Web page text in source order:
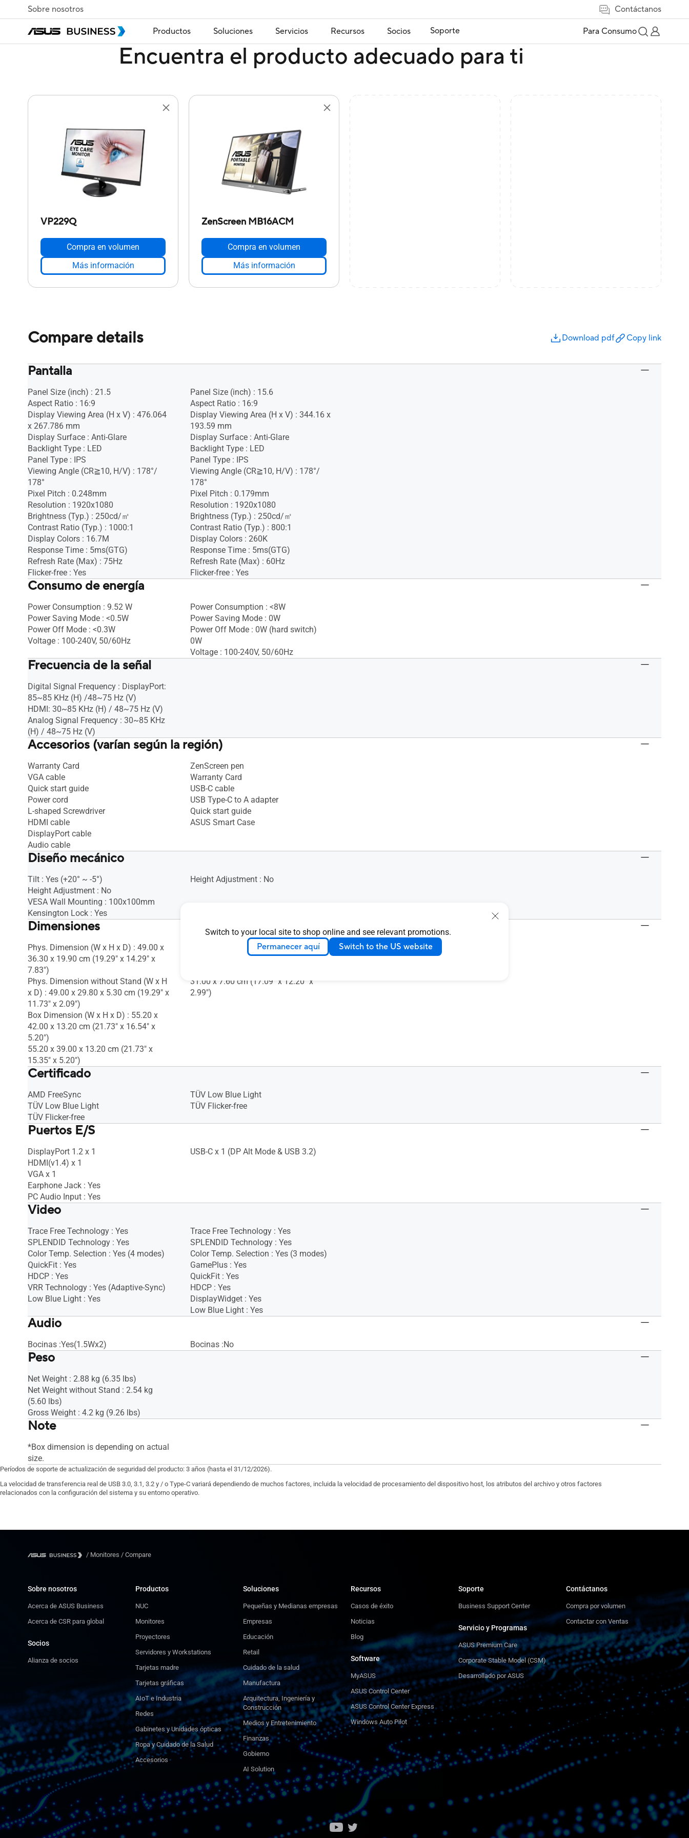
Switch to your local site to shop online and see relevant promotions.
Permanecer aquí Switch to the US website
Sobre nosotros Contáctanos
Productos Soluciones Servicios Recursos Socios Soporte Para Consumo
Encuentra el producto adecuado para ti
VP229Q
Compra en volumen
Más información
ZenScreen MB16ACM
Compra en volumen
Más información
Compare details Download pdf Copy link
Pantalla
Panel Size (inch) : 21.5
Aspect Ratio : 16:9
Display Viewing Area (H x V) : 476.064
x 267.786 mm
Display Surface : Anti-Glare
Backlight Type : LED
Panel Type : IPS
Viewing Angle (CR≧10, H/V) : 178°/
178°
Pixel Pitch : 0.248mm
Resolution : 1920x1080
Brightness (Typ.) : 250cd/㎡
Contrast Ratio (Typ.) : 1000:1
Display Colors : 16.7M
Response Time : 5ms(GTG)
Refresh Rate (Max) : 75Hz
Flicker-free : Yes
Panel Size (inch) : 15.6
Aspect Ratio : 16:9
Display Viewing Area (H x V) : 344.16 x
193.59 mm
Display Surface : Anti-Glare
Backlight Type : LED
Panel Type : IPS
Viewing Angle (CR≧10, H/V) : 178°/
178°
Pixel Pitch : 0.179mm
Resolution : 1920x1080
Brightness (Typ.) : 250cd/㎡
Contrast Ratio (Typ.) : 800:1
Display Colors : 260K
Response Time : 5ms(GTG)
Refresh Rate (Max) : 60Hz
Flicker-free : Yes
Consumo de energía
Power Consumption : 9.52 W
Power Saving Mode : <0.5W
Power Off Mode : <0.3W
Voltage : 100-240V, 50/60Hz
Power Consumption : <8W
Power Saving Mode : 0W
Power Off Mode : 0W (hard switch)
0W
Voltage : 100-240V, 50/60Hz
Frecuencia de la señal
Digital Signal Frequency : DisplayPort:
85~85 KHz (H) /48~75 Hz (V)
HDMI: 30~85 KHz (H) / 48~75 Hz (V)
Analog Signal Frequency : 30~85 KHz
(H) / 48~75 Hz (V)
Accesorios (varían según la región)
Warranty Card
VGA cable
Quick start guide
Power cord
L-shaped Screwdriver
HDMI cable
DisplayPort cable
Audio cable
ZenScreen pen
Warranty Card
USB-C cable
USB Type-C to A adapter
Quick start guide
ASUS Smart Case
Diseño mecánico
Tilt : Yes (+20° ~ -5°)
Height Adjustment : No
VESA Wall Mounting : 100x100mm
Kensington Lock : Yes
Height Adjustment : No
Dimensiones
Phys. Dimension (W x H x D) : 49.00 x
36.30 x 19.90 cm (19.29" x 14.29" x
7.83")
Phys. Dimension without Stand (W x H
x D) : 49.00 x 29.80 x 5.30 cm (19.29" x
11.73" x 2.09")
Box Dimension (W x H x D) : 55.20 x
42.00 x 13.20 cm (21.73" x 16.54" x
5.20")
55.20 x 39.00 x 13.20 cm (21.73" x
15.35" x 5.20")
Phys. Dimension (W x H x D) : 35.97 x
22.64 x 0.80 cm (14.16" x 8.91" x 0.31")
31.00 x 7.60 cm (17.09" x 12.20" x
2.99")
Certificado
AMD FreeSync
TÜV Low Blue Light
TÜV Flicker-free
TÜV Low Blue Light
TÜV Flicker-free
Puertos E/S
DisplayPort 1.2 x 1
HDMI(v1.4) x 1
VGA x 1
Earphone Jack : Yes
PC Audio Input : Yes
USB-C x 1 (DP Alt Mode & USB 3.2)
Video
Trace Free Technology : Yes
SPLENDID Technology : Yes
Color Temp. Selection : Yes (4 modes)
QuickFit : Yes
HDCP : Yes
VRR Technology : Yes (Adaptive-Sync)
Low Blue Light : Yes
Trace Free Technology : Yes
SPLENDID Technology : Yes
Color Temp. Selection : Yes (3 modes)
GamePlus : Yes
QuickFit : Yes
HDCP : Yes
DisplayWidget : Yes
Low Blue Light : Yes
Audio
Bocinas :Yes(1.5Wx2) Bocinas :No
Peso
Net Weight : 2.88 kg (6.35 lbs)
Net Weight without Stand : 2.54 kg
(5.60 lbs)
Gross Weight : 4.2 kg (9.26 lbs)
Note
*Box dimension is depending on actual
size.
Períodos de soporte de actualización de seguridad del producto: 3 años (hasta el 31/12/2026).
La velocidad de transferencia real de USB 3.0, 3.1, 3.2 y / o Type-C variará dependiendo de muchos factores, incluida la velocidad de procesamiento del dispositivo host, los atributos del archivo y otros factores
relacionados con la configuración del sistema y su entorno operativo.
/ Monitores / Compare
Sobre nosotros
Acerca de ASUS Business
Acerca de CSR para global
Socios
Alianza de socios
Productos
NUC
Monitores
Proyectores
Servidores y Workstations
Tarjetas madre
Tarjetas gráficas
AIoT e Industria
Redes
Gabinetes y Unidades ópticas
Ropa y Cuidado de la Salud
Accesorios
Soluciones
Pequeñas y Medianas empresas
Empresas
Educación
Retail
Cuidado de la salud
Manufactura
Arquitectura, Ingeniería y
Construcción
Medios y Entretenimiento
Finanzas
Gobierno
AI Solution
Recursos
Casos de éxito
Noticias
Blog
Software
MyASUS
ASUS Control Center
ASUS Control Center Express
Windows Auto Pilot
Soporte
Business Support Center
Servicio y Programas
ASUS Premium Care
Corporate Stable Model (CSM)
Desarrollado por ASUS
Contáctanos
Compra por volumen
Contactar con Ventas